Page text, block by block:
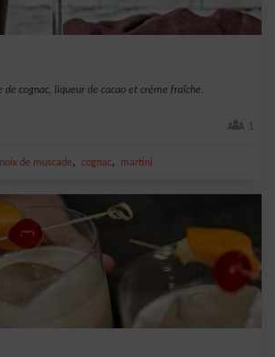
de cognac, liqueur de cacao et crème fraîche.
1
noix de muscade, cognac, martini